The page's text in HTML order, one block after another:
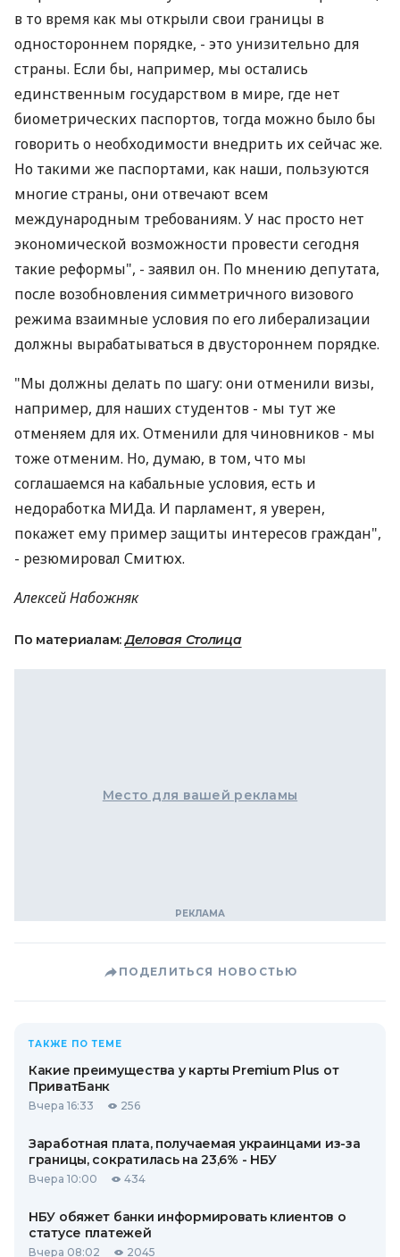
в то время как мы открыли свои границы в
одностороннем порядке, - это унизительно для
страны. Если бы, например, мы остались
единственным государством в мире, где нет
биометрических паспортов, тогда можно было бы
говорить о необходимости внедрить их сейчас же.
Но такими же паспортами, как наши, пользуются
многие страны, они отвечают всем
международным требованиям. У нас просто нет
экономической возможности провести сегодня
такие реформы", - заявил он. По мнению депутата,
после возобновления симметричного визового
режима взаимные условия по его либерализации
должны вырабатываться в двустороннем порядке.
"Мы должны делать по шагу: они отменили визы,
например, для наших студентов - мы тут же
отменяем для их. Отменили для чиновников - мы
тоже отменим. Но, думаю, в том, что мы
соглашаемся на кабальные условия, есть и
недоработка МИДа. И парламент, я уверен,
покажет ему пример защиты интересов граждан",
- резюмировал Смитюх.
Алексей Набожняк
По материалам:Деловая Столица
Место для вашей рекламы
ПОДЕЛИТЬСЯ НОВОСТЬЮ
ТАКЖЕ ПО ТЕМЕ
Какие преимущества у карты Premium Plus от
ПриватБанк
Вчера 16:33 256
Заработная плата, получаемая украинцами из-за
границы, сократилась на 23,6% - НБУ
Вчера 10:00 434
НБУ обяжет банки информировать клиентов о
статусе платежей
Вчера 08:02 2045